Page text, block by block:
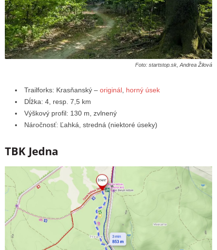
Foto: startstop.sk, Andrea Žilová
Trailforks: Krasňanský – originál, horný úsek
Dĺžka: 4, resp. 7,5 km
Výškový profil: 130 m, zvlnený
Náročnosť: Ľahká, stredná (niektoré úseky)
TBK Jedna